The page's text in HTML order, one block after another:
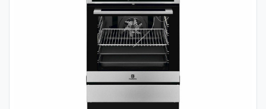
dammsugare så du alltid kan komma hem till ett välstädat
hem! Flera av våra dammsugare har avancerade filter som
suger upp de minsta dammpartiklar, vilket gör dem väldigt bra
lämpade för dig som besväras av allergier. I vårt sortiment
hittar du robotdammsugare i olika modeller och prisklasser. Gör
städningen lättare med en robotdammsugare från oss!